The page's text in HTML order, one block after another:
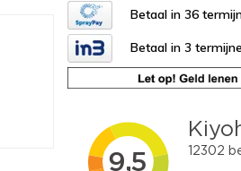
Betaal in 36
Betaal in 3